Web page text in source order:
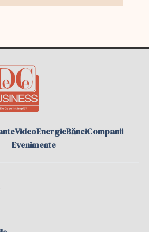
VideoEnergieBănciCompanii
Evenimente